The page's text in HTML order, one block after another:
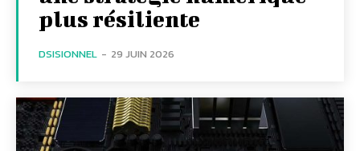
plus résiliente
DSISIONNEL - 29 JUIN 2026